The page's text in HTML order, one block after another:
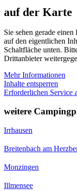
auf der Karte
Sie sehen gerade
auf den eigentlichen
Schaltfläche unten.
Drittanbieter
Mehr Informationen
Inhalte entsperren
Erforderlichen Service
weitere
Irrhausen
Breitenbach am
Monzingen
Illmensee